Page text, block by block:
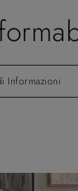
Informazioni